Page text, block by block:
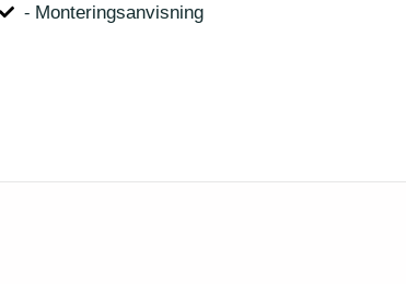
⁃ Monteringsanvisning